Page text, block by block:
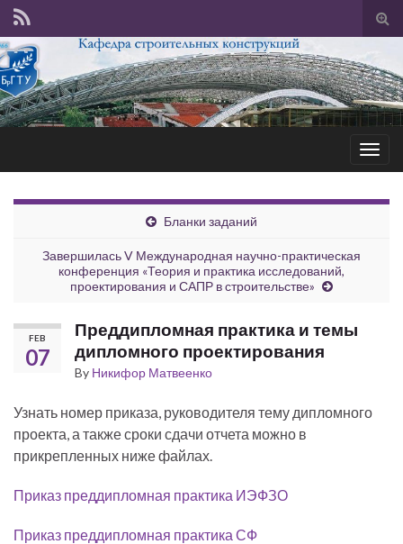
Бланки заданий
Завершилась V Международная научно-практическая
конференция «Теория и практика исследований,
проектирования и САПР в строительстве»
FEB
07
Преддипломная практика и темы
дипломного проектирования
By Никифор Матвеенко
Узнать номер приказа, руководителя тему дипломного
проекта, а также сроки сдачи отчета можно в
прикрепленных ниже файлах.
Приказ преддипломная практика ИЭФЗО
Приказ преддипломная практика СФ